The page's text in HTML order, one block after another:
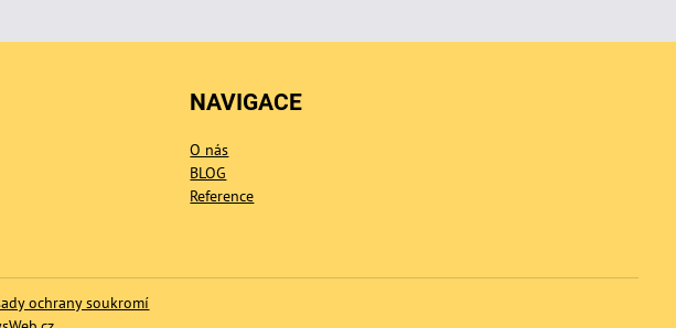
NAVIGACE
O nás
BLOG
Reference
ochrany soukromí